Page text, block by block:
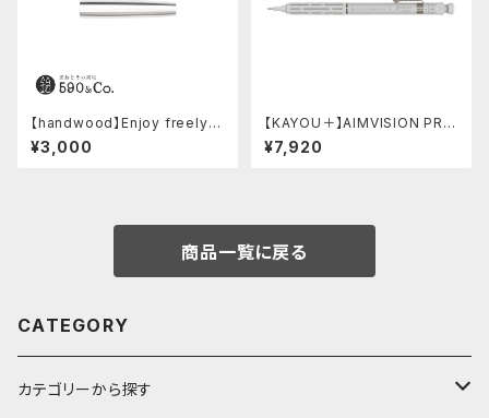
【handwood】Enjoy freely
後軸 (超超ジュラルミン)
¥3,000
【KAYOU＋】AIMVISION PR
O/エイムビジョンプロ (スノー
ホワイト)
¥7,920
商品一覧に戻る
CATEGORY
カテゴリーから探す